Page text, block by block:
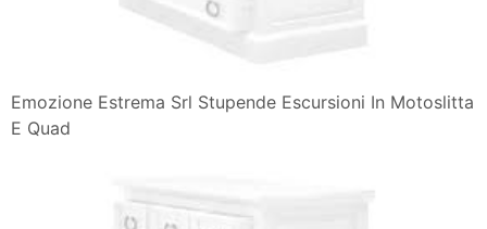
Emozione Estrema Srl Stupende Escursioni In Motoslitta
E Quad